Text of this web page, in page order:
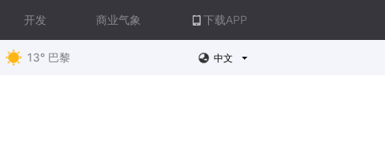
开发 商业气象 下载APP
13° 巴黎 中文